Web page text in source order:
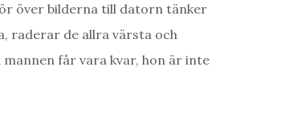
över bilderna till datorn tänker
raderar de allra värsta och
får vara kvar, hon är inte